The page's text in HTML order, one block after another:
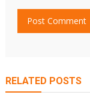
RELATED POSTS